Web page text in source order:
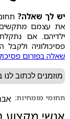
יש לך שאלה?
את עצמם מתקשים
ילדיהם. אם
פסיכולוגיה ולקבל
שאלה בפורום
מוזמנים לכתוב לנו
תחומי מומחיות: